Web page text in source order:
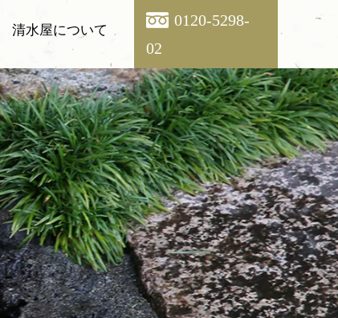
清水屋について
0120-5298-
02